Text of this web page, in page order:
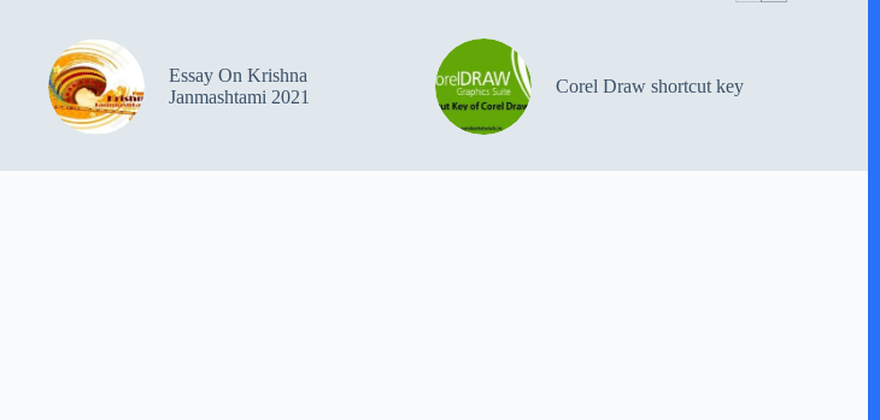
Essay On Krishna
Janmashtami 2021
Corel Draw shortcut key